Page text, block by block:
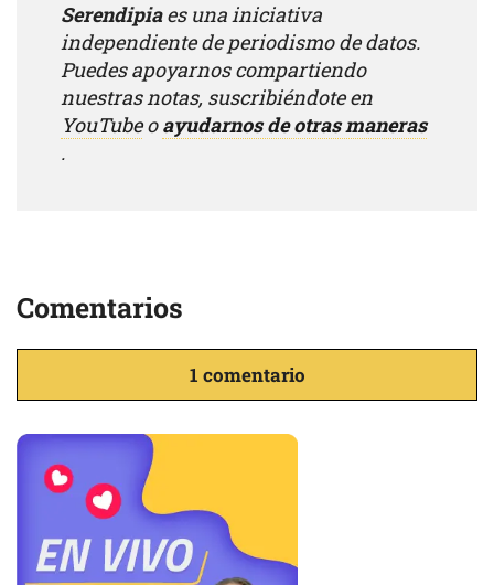
Serendipiaes una iniciativa
independiente de periodismo de datos.
Puedes apoyarnos compartiendo
nuestras notas, suscribiéndote en
YouTubeoayudarnos de otras maneras
.
Comentarios
1 comentario